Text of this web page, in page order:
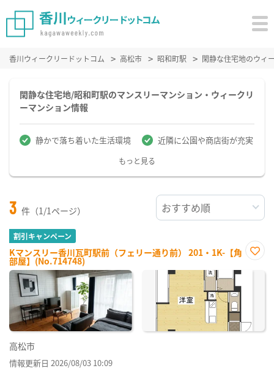
香川ウィークリードットコム 高松市 昭和町駅 閑静な住宅地のウィ
閑静な住宅地/昭和町駅のマンスリーマンション・ウィークリ
ーマンション情報
静かで落ち着いた生活環境 近隣に公園や商店街が充実
もっと見る
3 件（1/1ページ）
割引キャンペーン
Kマンスリー香川瓦町駅前（フェリー通り前） 201・1K-【角
部屋】(No.714748)
に入
高松市
情報更新日 2026/08/03 10:09